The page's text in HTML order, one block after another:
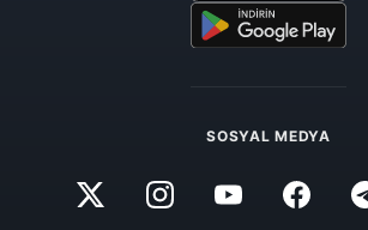
SOSYAL MEDYA